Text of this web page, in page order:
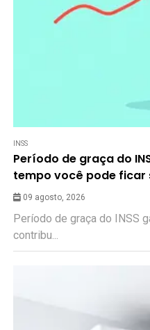
INSS
Período de graça do
tempo você pode ficar
09 agosto, 2026
Período de graça do INSS
contribu...